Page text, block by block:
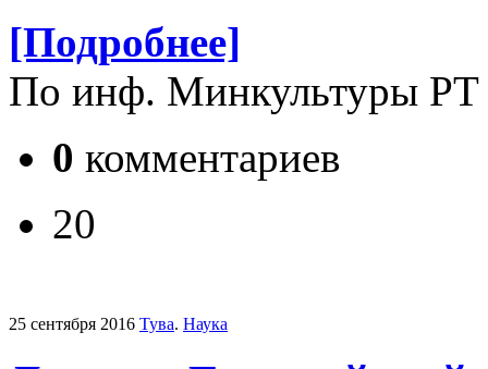
[Подробнее]
По инф. Минкультуры РТ
0 комментариев
20
25 сентября 2016 Тува. Наука